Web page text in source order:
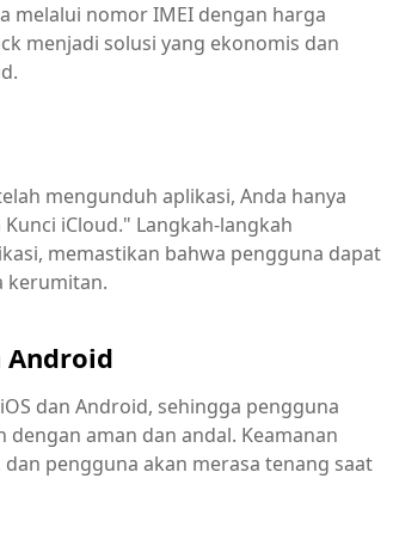
melalui nomor IMEI dengan harga
menjadi solusi yang ekonomis dan
mengunduh aplikasi, Anda hanya
iCloud." Langkah-langkah
memastikan bahwa pengguna dapat
kerumitan.
Android
dan Android, sehingga pengguna
aman dan andal. Keamanan
pengguna akan merasa tenang saat